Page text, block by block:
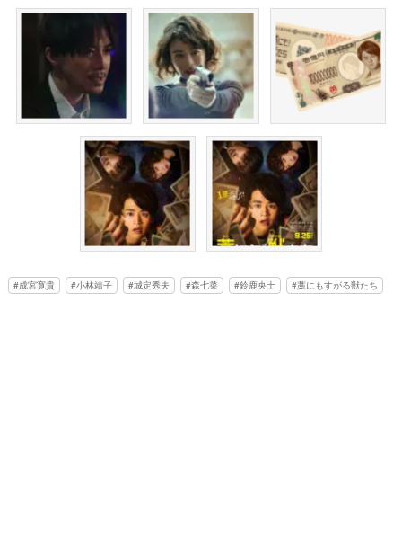
成宮寛貴 小林靖子 城定秀夫 森七菜 鈴鹿央士 藁にもすがる獣たち